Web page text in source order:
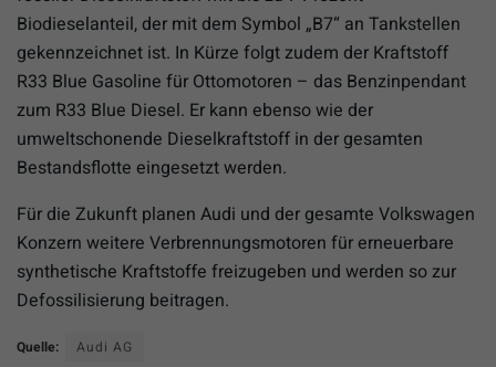
Biodieselanteil, der mit dem Symbol „B7“ an Tankstellen
gekennzeichnet ist. In Kürze folgt zudem der Kraftstoff
R33 Blue Gasoline für Ottomotoren – das Benzinpendant
zum R33 Blue Diesel. Er kann ebenso wie der
umweltschonende Dieselkraftstoff in der gesamten
Bestandsflotte eingesetzt werden.
Für die Zukunft planen Audi und der gesamte Volkswagen
Konzern weitere Verbrennungsmotoren für erneuerbare
synthetische Kraftstoffe freizugeben und werden so zur
Defossilisierung beitragen.
Quelle:
Audi AG